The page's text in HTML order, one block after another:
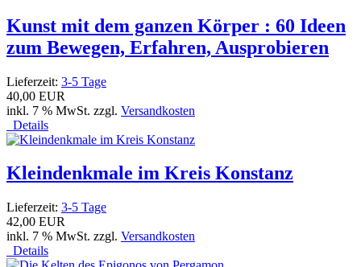
Kunst mit dem ganzen Körper : 60 Ideen
zum Bewegen, Erfahren, Ausprobieren
Lieferzeit: 3-5 Tage
40,00 EUR
inkl. 7 % MwSt. zzgl. Versandkosten
Details
Kleindenkmale im Kreis Konstanz
Lieferzeit: 3-5 Tage
42,00 EUR
inkl. 7 % MwSt. zzgl. Versandkosten
Details